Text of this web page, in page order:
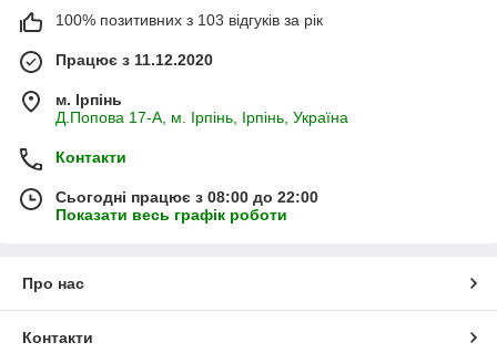
100% позитивних з 103 відгуків за рік
Працює з 11.12.2020
м. Ірпінь
Д.Попова 17-А, м. Ірпінь, Ірпінь, Україна
Контакти
Сьогодні працює з 08:00 до 22:00
Показати весь графік роботи
Про нас
Контакти